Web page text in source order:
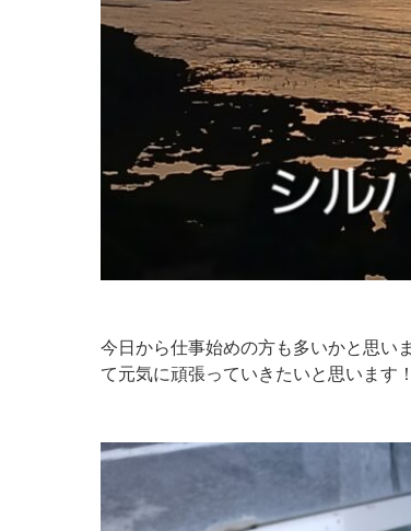
今日から仕事始めの方も多いかと思い
て元気に頑張っていきたいと思います！